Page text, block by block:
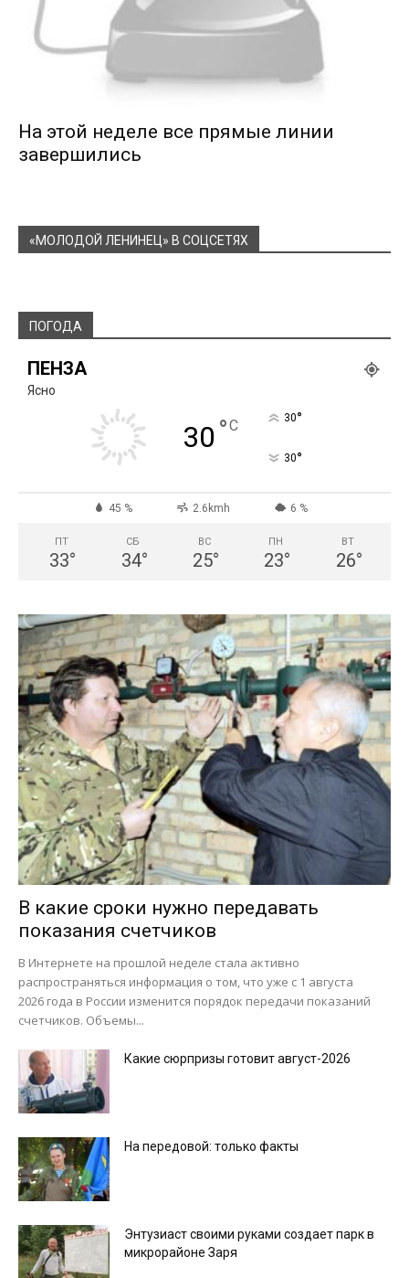
На этой неделе все прямые линии
завершились
«МОЛОДОЙ ЛЕНИНЕЦ» В СОЦСЕТЯХ
ПОГОДА
ПЕНЗА
Ясно
30 °C 30°
30°
45 % 2.6kmh 6 %
ПТ
33°
СБ
34°
ВС
25°
ПН
23°
ВТ
26°
В какие сроки нужно передавать
показания счетчиков
В Интернете на прошлой неделе стала активно
распространяться информация о том, что уже с 1 августа
2026 года в России изменится порядок передачи показаний
счетчиков. Объемы...
Какие сюрпризы готовит август-2026
На передовой: только факты
Энтузиаст своими руками создает парк в
микрорайоне Заря